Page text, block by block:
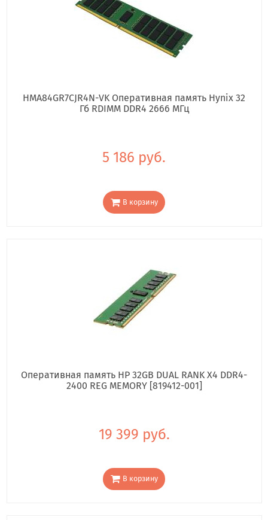
HMA84GR7CJR4N-VK Оперативная память Hynix 32
Гб RDIMM DDR4 2666 МГц
5 186 руб.
В корзину
Оперативная память HP 32GB DUAL RANK X4 DDR4-
2400 REG MEMORY [819412-001]
19 399 руб.
В корзину